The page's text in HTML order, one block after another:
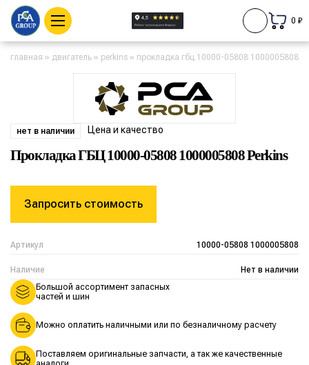
0 ₽
главная » двигатель » perkins » прокладка гбц 10000-05808 1000005808
нет в наличии Цена и качество
Прокладка ГБЦ 10000-05808 1000005808 Perkins
Артикул 10000-05808 1000005808
Наличие Нет в наличии
Запросить стоимость
Большой ассортимент запасных
частей и шин
Можно оплатить наличными или по безналичному расчету
Поставляем оригинальные запчасти, а так же качественные